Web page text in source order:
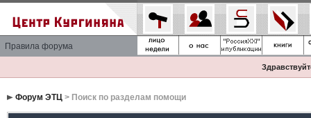
Правила форума
Форум ЭТЦ> Поиск по разделам помощи